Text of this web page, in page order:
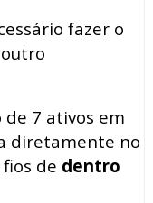
fazer o
de 7 ativos em
diretamente no
de dentro